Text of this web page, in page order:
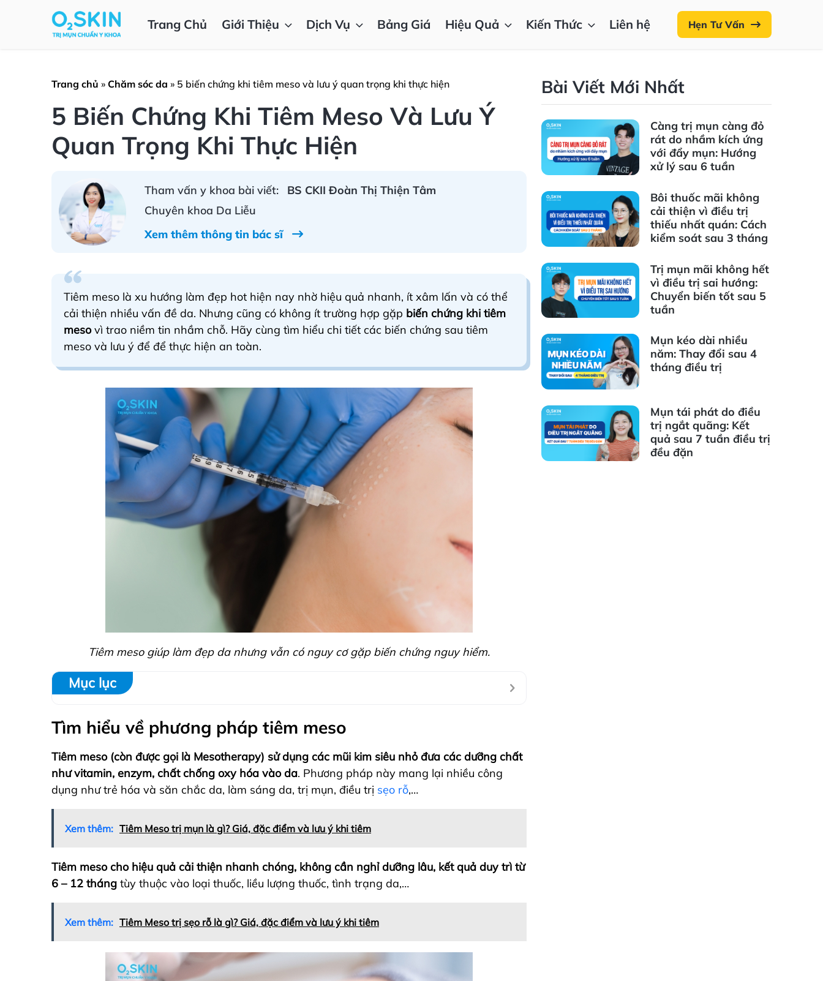
Trang Chủ Giới Thiệu Dịch Vụ Bảng Giá Hiệu Quả Kiến Thức Liên hệ Hẹn Tư Vấn
Trang chủ » Chăm sóc da » 5 biến chứng khi tiêm meso và lưu ý quan trọng khi thực hiện
5 Biến Chứng Khi Tiêm Meso Và Lưu Ý
Quan Trọng Khi Thực Hiện
Tham vấn y khoa bài viết:
BS CKII Đoàn Thị Thiện Tâm
Chuyên khoa Da Liễu
Xem thêm thông tin bác sĩ
Tiêm meso là xu hướng làm đẹp hot hiện nay nhờ hiệu quả nhanh, ít xâm lấn và có thể
cải thiện nhiều vấn đề da. Nhưng cũng có không ít trường hợp gặp biến chứng khi tiêm
mesovì trao niềm tin nhầm chỗ. Hãy cùng tìm hiểu chi tiết các biến chứng sau tiêm
meso và lưu ý để để thực hiện an toàn.
Tiêm meso giúp làm đẹp da nhưng vẫn có nguy cơ gặp biến chứng nguy hiểm.
Mục lục
Tìm hiểu về phương pháp tiêm meso
Tiêm meso (còn được gọi là Mesotherapy) sử dụng các mũi kim siêu nhỏ đưa các dưỡng chất
như vitamin, enzym, chất chống oxy hóa vào da. Phương pháp này mang lại nhiều công
dụng như trẻ hóa và săn chắc da, làm sáng da, trị mụn, điều trị sẹo rỗ,…
Xem thêm: Tiêm Meso trị mụn là gì? Giá, đặc điểm và lưu ý khi tiêm
Tiêm meso cho hiệu quả cải thiện nhanh chóng, không cần nghỉ dưỡng lâu, kết quả duy trì từ
6 – 12 tháng tùy thuộc vào loại thuốc, liều lượng thuốc, tình trạng da,…
Xem thêm: Tiêm Meso trị sẹo rỗ là gì? Giá, đặc điểm và lưu ý khi tiêm
Bài Viết Mới Nhất
Càng trị mụn càng đỏ
rát do nhầm kích ứng
với đẩy mụn: Hướng
xử lý sau 6 tuần
Bôi thuốc mãi không
cải thiện vì điều trị
thiếu nhất quán: Cách
kiểm soát sau 3 tháng
Trị mụn mãi không hết
vì điều trị sai hướng:
Chuyển biến tốt sau 5
tuần
Mụn kéo dài nhiều
năm: Thay đổi sau 4
tháng điều trị
Mụn tái phát do điều
trị ngắt quãng: Kết
quả sau 7 tuần điều trị
đều đặn